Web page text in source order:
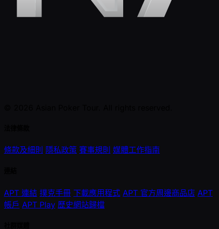
條款及細則 隱私政策 賽事規則 媒體工作指南
APT 連結 撲克手冊 下載應用程式 APT 官方周邊商品店 APT
帳戶 APT Play 歷史網站歸檔